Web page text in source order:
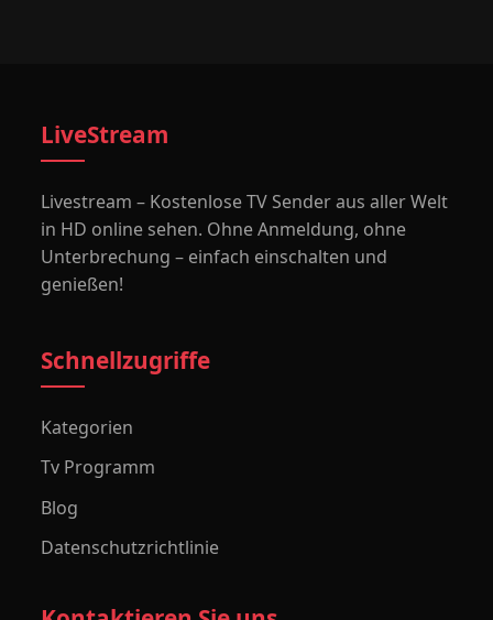
LiveStream
Livestream – Kostenlose TV Sender aus aller Welt
in HD online sehen. Ohne Anmeldung, ohne
Unterbrechung – einfach einschalten und
genießen!
Schnellzugriffe
Kategorien
Tv Programm
Blog
Datenschutzrichtlinie